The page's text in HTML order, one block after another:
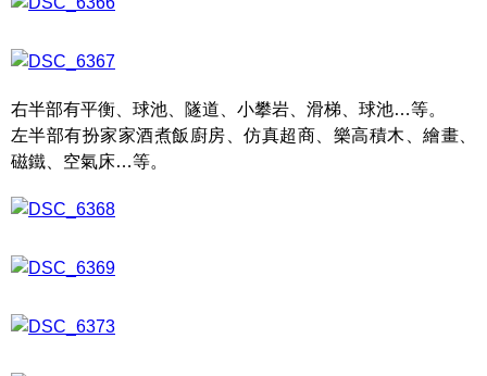
右半部有平衡、球池、隧道、小攀岩、滑梯、球池…等。
左半部有扮家家酒煮飯廚房、仿真超商、樂高積木、繪畫、
磁鐵、空氣床…等。